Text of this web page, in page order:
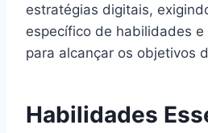
estratégias digitais,
específico de habilidades e
para alcançar os objetivos
Habilidades